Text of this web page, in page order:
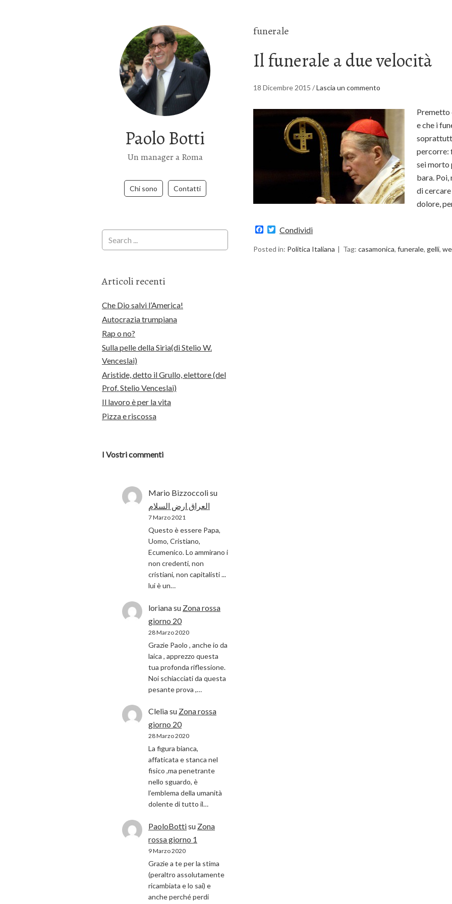
Paolo Botti
Un manager a Roma
Chi sono Contatti
funerale
Il funerale a due velocità
18 Dicembre 2015 /Lascia un commento
Premetto
e che i
percorre:
sei morto
bara.
di
dolore,
Facebook
Twitter
Condividi
Posted in: Politica Italiana Tag: casamonica, funerale, gelli,
Articoli recenti
Che Dio salvi l’America!
Autocrazia trumpiana
Rap o no?
Sulla pelle della Siria(di Stelio W.
Venceslai)
Aristide, detto il Grullo, elettore (del
Prof. Stelio Venceslai)
Il lavoro è per la vita
Pizza e riscossa
I Vostri commenti
Mario Bizzoccolisu
العراق ارض السلام
7 Marzo 2021
Questo è essere Papa,
Uomo, Cristiano,
Ecumenico. Lo ammirano i
non credenti, non
cristiani, non capitalisti ...
lui è un…
lorianasu Zona rossa
giorno 20
28 Marzo 2020
Grazie Paolo , anche io da
laica , apprezzo questa
tua profonda riflessione.
Noi schiacciati da questa
pesante prova ,…
Cleliasu Zona rossa
giorno 20
28 Marzo 2020
La figura bianca,
affaticata e stanca nel
fisico ,ma penetrante
nello sguardo, è
l’emblema della umanità
dolente di tutto il…
PaoloBottisu Zona
rossa giorno 1
9 Marzo 2020
Grazie a te per la stima
(peraltro assolutamente
ricambiata e lo sai) e
anche perché perdi